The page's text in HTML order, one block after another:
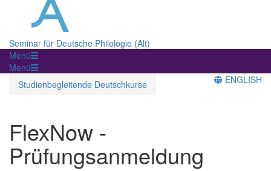
Seminar für Deutsche Philologie (Alt)
Menü
Menü
Studienbegleitende Deutschkurse
ENGLISH
FlexNow -
Prüfungsanmeldung